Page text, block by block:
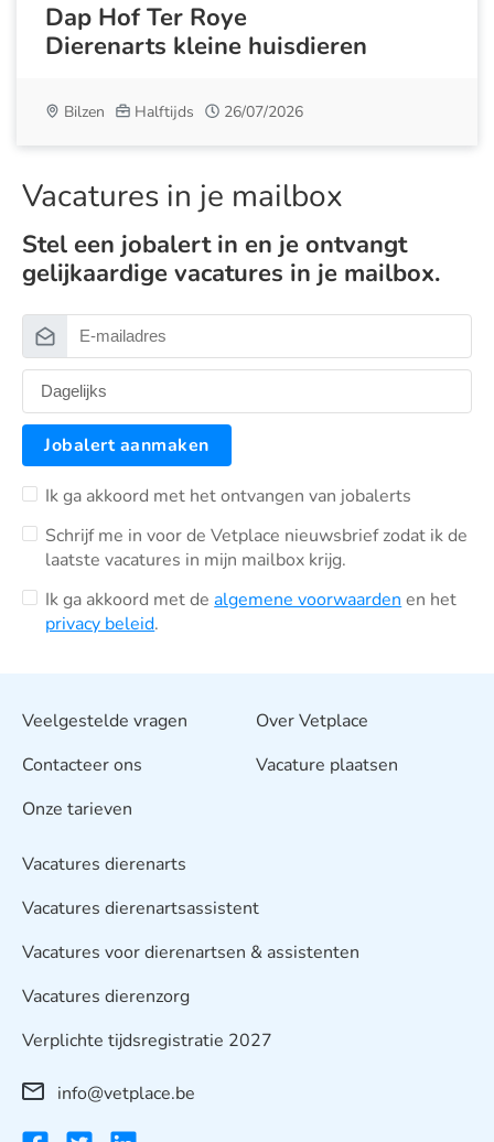
Dap Hof Ter Roye
Dierenarts kleine huisdieren
Bilzen Halftijds 26/07/2026
Vacatures in je mailbox
Stel een jobalert in en je ontvangt
gelijkaardige vacatures in je mailbox.
Jobalert aanmaken
Ik ga akkoord met het ontvangen van jobalerts
Schrijf me in voor de Vetplace nieuwsbrief zodat ik de
laatste vacatures in mijn mailbox krijg.
Ik ga akkoord met dealgemene voorwaarden en het
privacy beleid.
Veelgestelde vragen
Contacteer ons
Onze tarieven
Over Vetplace
Vacature plaatsen
Vacatures dierenarts
Vacatures dierenartsassistent
Vacatures voor dierenartsen & assistenten
Vacatures dierenzorg
Verplichte tijdsregistratie 2027
info@vetplace.be